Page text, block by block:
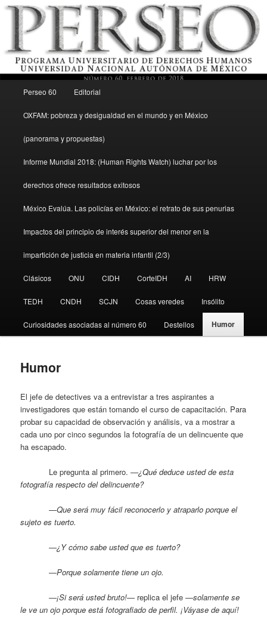
Perseo – PUDH UNAM
Ir al contenido secundario
Perseo 60 Editorial
OXFAM: pobreza y desigualdad en el mundo y en México
(panorama y propuestas)
Informe Mundial 2018: (Human Rights Watch) luchar por los
derechos ofrece resultados exitosos
México Evalúa. Las policías en México: el retrato de sus penurias
Impactos del principio de interés superior del menor en la
impartición de justicia en materia infantil (2/3)
Clásicos ONU CIDH CorteIDH AI HRW
TEDH CNDH SCJN Cosas veredes Insólito
Curiosidades asociadas al número 60 Destellos Humor
Humor
El jefe de detectives va a entrevistar a tres aspirantes a
investigadores que están tomando el curso de capacitación. Para
probar su capacidad de observación y análisis, va a mostrar a
cada uno por cinco segundos la fotografía de un delincuente que
ha escapado.
Le pregunta al primero.—¿Qué deduce usted de esta
fotografía respecto del delincuente?
—Que será muy fácil reconocerlo y atraparlo porque el
sujeto es tuerto.
—¿Y cómo sabe usted que es tuerto?
—Porque solamente tiene un ojo.
—¡Si será usted bruto!— replica el jefe —solamente se
le ve un ojo porque está fotografiado de perfil. ¡Váyase de aquí!